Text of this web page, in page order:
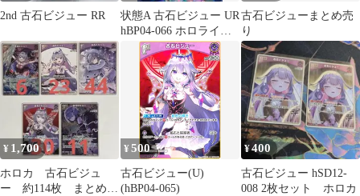
2nd 古石ビジュー RR
状態A 古石ビジュー UR
hBP04-066 ホロライブ
hololive hololiveカード
ゲーム ホロライブカー
ドゲーム
古石ビジューまとめ売
り
¥ 1,700
ホロカ 古石ビジュ
ー 約114枚 まとめ売
¥500
古石ビジュー(U)
(hBP04-065)
¥400
古石ビジュー hSD12-
008 2枚セット ホロカ